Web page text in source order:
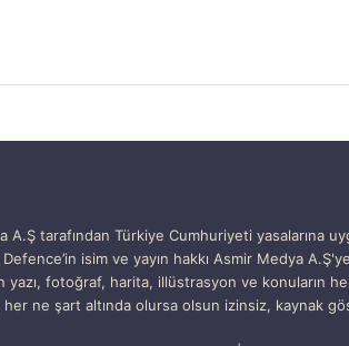
tarafından Türkiye Cumhuriyeti yasalarına
isim ve yayın hakkı Asmir Medya
yazı, fotoğraf, harita, illüstrasyon ve konuların her
her ne şart altında olursa olsun izinsiz, kaynak